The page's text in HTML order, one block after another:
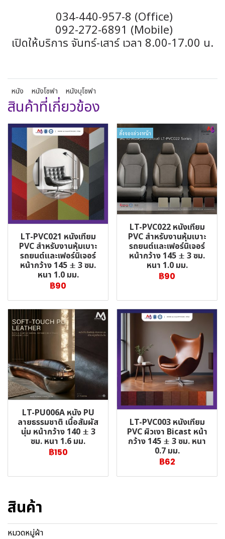
034-440-957-8 (Office)
092-272-6891 (Mobile)
เปิดให้บริการ จันทร์-เสาร์ เวลา 8.00-17.00 น.
หนัง หนังโซฟา หนังบุโซฟา
สินค้าที่เกี่ยวข้อง
LT-PVC021 หนังเทียม
PVC สำหรับงานหุ้มเบาะ
รถยนต์และเฟอร์นิเจอร์
หน้ากว้าง 145 ± 3 ซม.
หนา 1.0 มม.
฿90
สั่งจองล่วงหน้า
LT-PVC022 หนังเทียม
PVC สำหรับงานหุ้มเบาะ
รถยนต์และเฟอร์นิเจอร์
หน้ากว้าง 145 ± 3 ซม.
หนา 1.0 มม.
฿90
LT-PU006A หนัง PU
ลายธรรมชาติ เนื้อสัมผัส
นุ่ม หน้ากว้าง 140 ± 3
ซม. หนา 1.6 มม.
฿150
LT-PVC003 หนังเทียม
PVC ผิวเงา Bicast หน้า
กว้าง 145 ± 3 ซม. หนา
0.7 มม.
฿62
สินค้า
หมวดหมู่ผ้า